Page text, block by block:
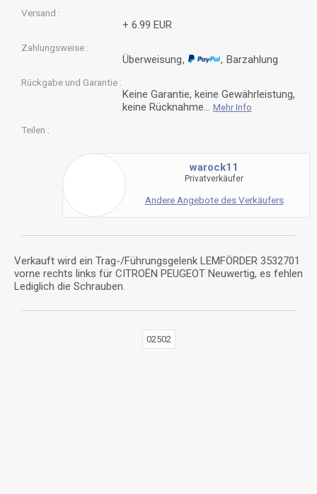
Versand
+ 6.99 EUR
Zahlungsweise
Überweisung Barzahlung
Rückgabe und Garantie
Keine Garantie, keine Gewährleistung,
keine Rücknahme... Mehr Info
Teilen
warock11
Privatverkäufer
Andere Angebote des Verkäufers
Verkauft wird ein Trag-/Führungsgelenk LEMFÖRDER 3532701
vorne rechts links für CITROËN PEUGEOT Neuwertig, es fehlen
Lediglich die Schrauben.
02502